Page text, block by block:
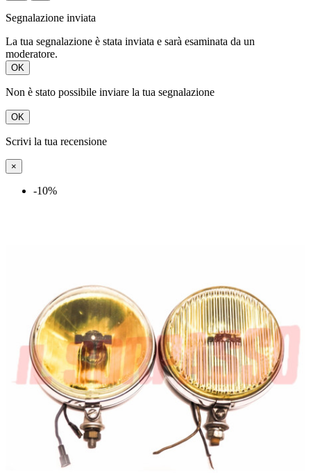
Segnalazione inviata
La tua segnalazione è stata inviata e sarà esaminata da un
moderatore.
OK
Non è stato possibile inviare la tua segnalazione
OK
Scrivi la tua recensione
×
-10%